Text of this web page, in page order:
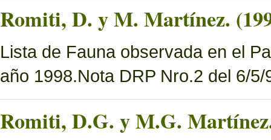
Romiti, D. y M. Martínez.
Lista de Fauna observada en el
año 1998.Nota DRP Nro.2 del 6/5/
Romiti, D.G. y M.G.